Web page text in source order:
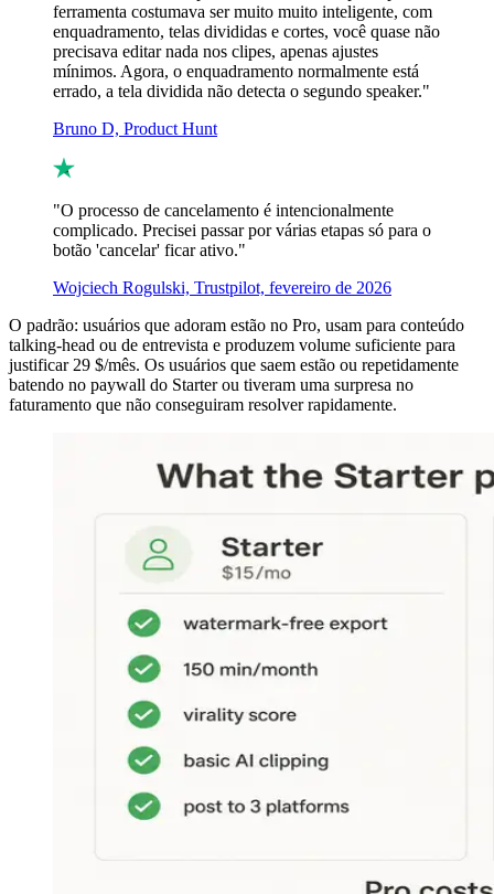
ferramenta costumava ser muito muito inteligente, com
enquadramento, telas divididas e cortes, você quase não
precisava editar nada nos clipes, apenas ajustes
mínimos. Agora, o enquadramento normalmente está
errado, a tela dividida não detecta o segundo speaker."
Bruno D, Product Hunt
"O processo de cancelamento é intencionalmente
complicado. Precisei passar por várias etapas só para o
botão 'cancelar' ficar ativo."
Wojciech Rogulski, Trustpilot, fevereiro de 2026
O padrão: usuários que adoram estão no Pro, usam para conteúdo
talking-head ou de entrevista e produzem volume suficiente para
justificar 29 $/mês. Os usuários que saem estão ou repetidamente
batendo no paywall do Starter ou tiveram uma surpresa no
faturamento que não conseguiram resolver rapidamente.